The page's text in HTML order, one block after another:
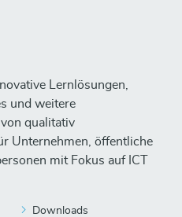
Lernlösungen,
und weitere
qualitativ
Unternehmen, öffentliche
mit Fokus auf ICT
Downloads